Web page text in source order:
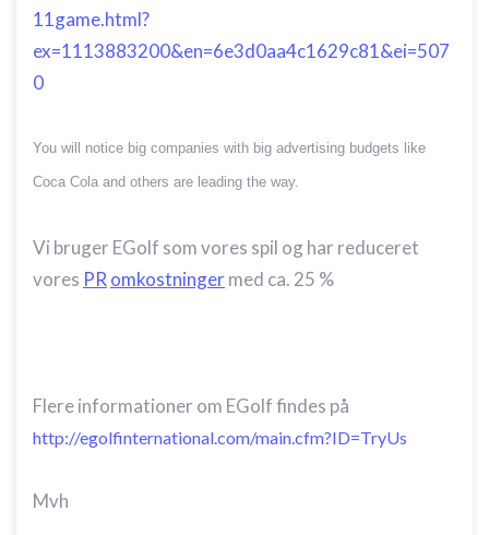
11game.html?
ex=1113883200&en=6e3d0aa4c1629c81&ei=507
0
You will notice big companies with big advertising budgets like
Coca Cola and others are leading the way.
Vi bruger EGolf som vores spil og har reduceret
vores PR omkostningermed ca. 25 %
Flere informationer om EGolf findes på
http://egolfinternational.com/main.cfm?ID=TryUs
Mvh